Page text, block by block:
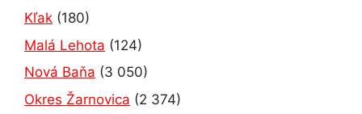
Kľak (180)
Malá Lehota (124)
Nová Baňa (3 050)
Okres Žarnovica (2 374)